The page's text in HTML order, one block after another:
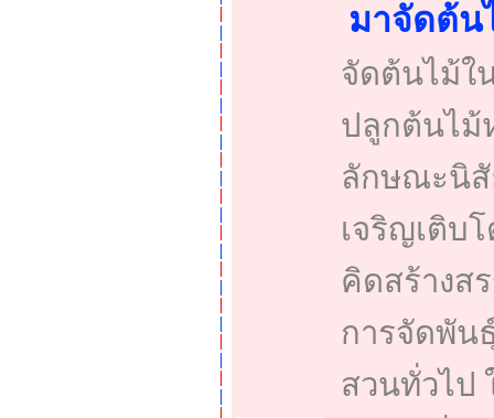
มาจัดต้น
จัดต้นไม้ใน
ปลูกต้นไม้
ลักษณะนิสั
เจริญเติบ
คิดสร้างส
การจัดพัน
สวนทั่วไป